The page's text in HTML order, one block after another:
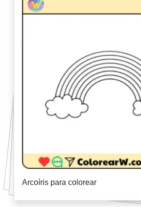
Arcoíris para colorear